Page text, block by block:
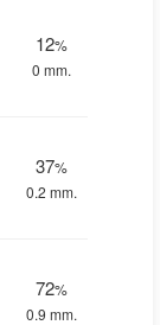
12%
0 mm.
37%
0.2 mm.
72%
0.9 mm.